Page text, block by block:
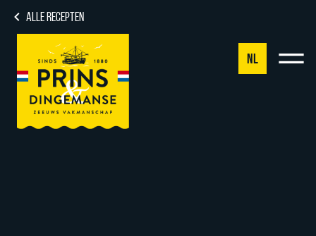
ALLE RECEPTEN
NL